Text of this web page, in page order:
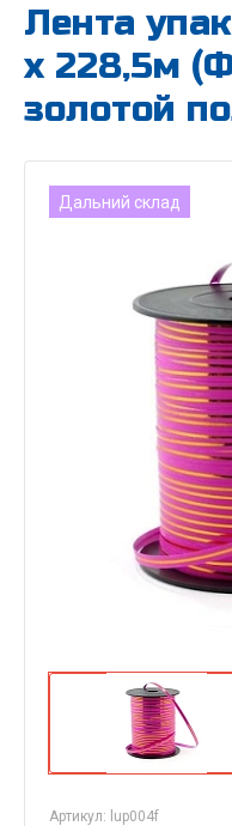
Лента
х 228,5м
золотой
Дальний склад
Артикул: lup004f